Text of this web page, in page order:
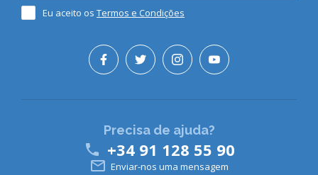
Eu aceito os Termos e Condições
Precisa de ajuda?
 +34 91 128 55 90
 Enviar-nos uma mensagem